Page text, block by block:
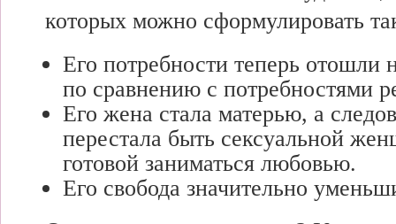
которых можно сформулировать
Его потребности теперь отошли
по сравнению с потребностями
Его жена стала матерью, а
перестала быть сексуальной
готовой заниматься любовью.
Его свобода значительно